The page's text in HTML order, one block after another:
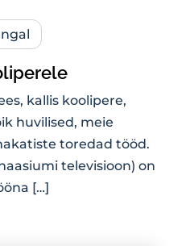
kallis koolipere,
huvilised, meie
toredad tööd.
televisioon) on
[…]